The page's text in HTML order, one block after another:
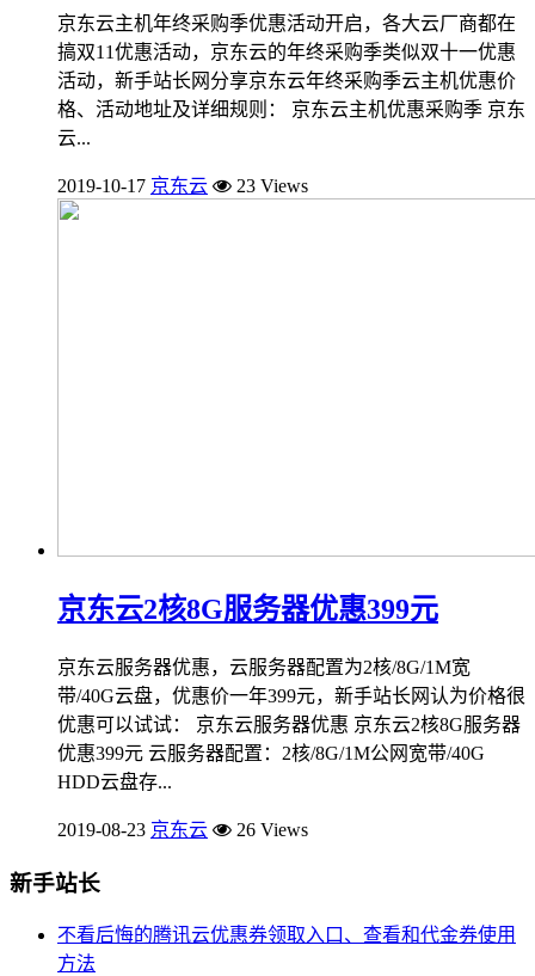
京东云主机年终采购季优惠活动开启，各大云厂商都在
搞双11优惠活动，京东云的年终采购季类似双十一优惠
活动，新手站长网分享京东云年终采购季云主机优惠价
格、活动地址及详细规则： 京东云主机优惠采购季 京东
云...
2019-10-17 京东云 23 Views
京东云2核8G服务器优惠399元
京东云服务器优惠，云服务器配置为2核/8G/1M宽
带/40G云盘，优惠价一年399元，新手站长网认为价格很
优惠可以试试： 京东云服务器优惠 京东云2核8G服务器
优惠399元 云服务器配置：2核/8G/1M公网宽带/40G
HDD云盘存...
2019-08-23 京东云 26 Views
新手站长
不看后悔的腾讯云优惠券领取入口、查看和代金券使用
方法